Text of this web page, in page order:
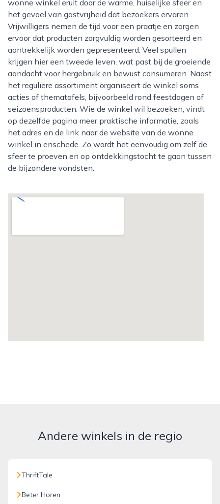
wonne winkel eruit door de warme, huiselijke sfeer en
het gevoel van gastvrijheid dat bezoekers ervaren.
Vrijwilligers nemen de tijd voor een praatje en zorgen
ervoor dat producten zorgvuldig worden gesorteerd en
aantrekkelijk worden gepresenteerd. Veel spullen
krijgen hier een tweede leven, wat past bij de groeiende
aandacht voor hergebruik en bewust consumeren. Naast
het reguliere assortiment organiseert de winkel soms
acties of thematafels, bijvoorbeeld rond feestdagen of
seizoensproducten. Wie de winkel wil bezoeken, vindt
op dezelfde pagina meer praktische informatie, zoals
het adres en de link naar de website van de wonne
winkel in enschede. Zo wordt het eenvoudig om zelf de
sfeer te proeven en op ontdekkingstocht te gaan tussen
de bijzondere vondsten.
Andere winkels in de regio
ThriftTale
Beter Horen